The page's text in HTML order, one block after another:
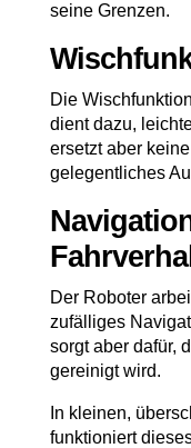
seine Grenzen.
Die
dient dazu,
ersetzt aber
gelegentliches
Der Roboter
zufälliges
sorgt aber dafür,
gereinigt wird.
In kleinen,
funktioniert